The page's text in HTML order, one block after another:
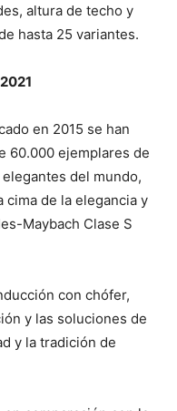
altura de techo y
hasta 25 variantes.
en 2015 se han
60.000 ejemplares de
del mundo,
cima de la elegancia y
Maybach Clase S
con chófer,
y las soluciones de
y la tradición de